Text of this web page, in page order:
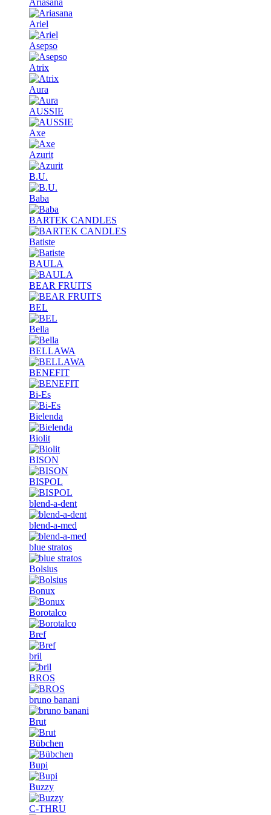
Ariasana
Ariel
Asepso
Atrix
Aura
AUSSIE
Axe
Azurit
B.U.
Baba
BARTEK CANDLES
Batiste
BAULA
BEAR FRUITS
BEL
Bella
BELLAWA
BENEFIT
Bi-Es
Bielenda
Biolit
BISON
BISPOL
blend-a-dent
blend-a-med
blue stratos
Bolsius
Bonux
Borotalco
Bref
bril
BROS
bruno banani
Brut
Bübchen
Bupi
Buzzy
C-THRU